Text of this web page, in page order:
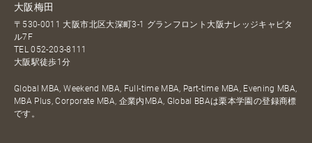
大阪梅田
〒530-0011 大阪市北区大深町3-1 グランフロント大阪ナレッジキャピタ
ル7F
TEL052-203-8111
大阪駅徒歩1分
Global MBA, Weekend MBA, Full-time MBA, Part-time MBA, Evening MBA,
MBA Plus, Corporate MBA, 企業内MBA, Global BBAは栗本学園の登録商標
です。